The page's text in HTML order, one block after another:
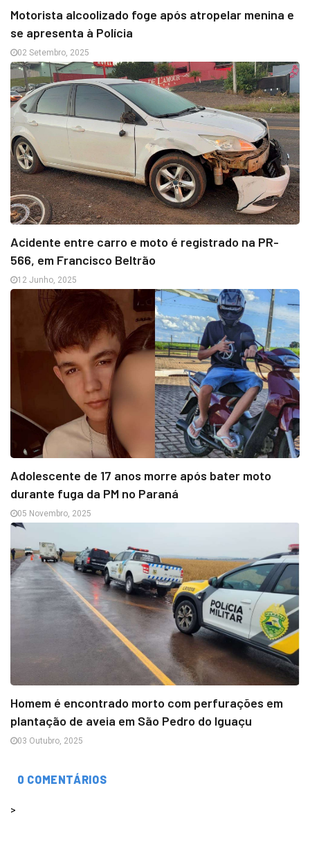
Motorista alcoolizado foge após atropelar menina e
se apresenta à Polícia
02 Setembro, 2025
Acidente entre carro e moto é registrado na PR-
566, em Francisco Beltrão
12 Junho, 2025
Adolescente de 17 anos morre após bater moto
durante fuga da PM no Paraná
05 Novembro, 2025
Homem é encontrado morto com perfurações em
plantação de aveia em São Pedro do Iguaçu
03 Outubro, 2025
0 COMENTÁRIOS
>